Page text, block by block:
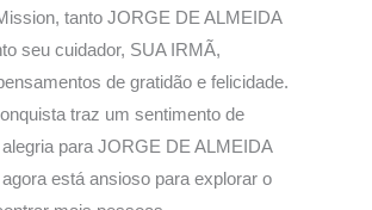
tanto JORGE DE ALMEIDA
seu cuidador, SUA IRMÃ,
de gratidão e felicidade.
traz um sentimento de
para JORGE DE ALMEIDA
está ansioso para explorar o